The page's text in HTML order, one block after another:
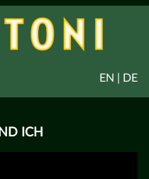
EN | DE
ICH